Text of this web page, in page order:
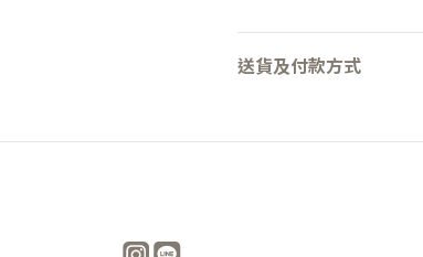
送貨及付款方式